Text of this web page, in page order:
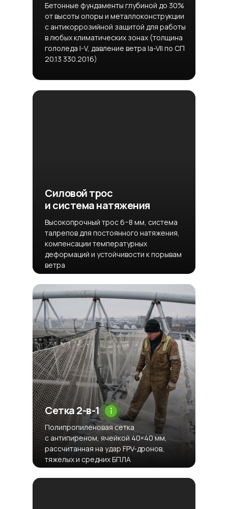
Бетонные фундаменты глубиной до 30%
от высоты опоры и металлоконструкции
с антикоррозийной защитой для работы
в любых климатических зонах (толщина
гололеда I-V, давление ветра Ia-VII по СП
20.13 330.2016)
Силовой трос
и система натяжения
Высокопрочный трос 6−8 мм, система
талрепов для постоянного натяжения,
компенсации температурных
деформаций и устойчивости к порывам
ветра
Сетка 2-в-1
Полипропиленовая сетка
с антипиреном, ячейкой 40×40 мм,
рассчитанная на удар FPV-дронов,
тяжелых и средних БПЛА